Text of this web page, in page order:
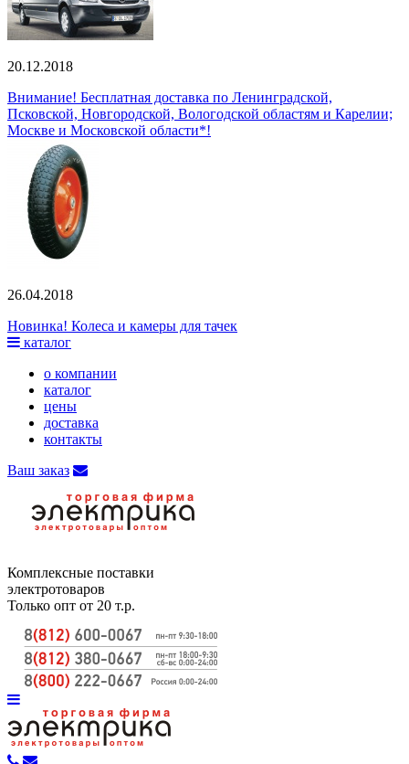
20.12.2018
Внимание! Бесплатная доставка по Ленинградской,
Псковской, Новгородской, Вологодской областям и Карелии;
Москве и Московской области*!
26.04.2018
Новинка! Колеса и камеры для тачек
каталог
о компании
каталог
цены
доставка
контакты
Ваш заказ
Комплексные поставки
электротоваров
Только опт от 20 т.р.